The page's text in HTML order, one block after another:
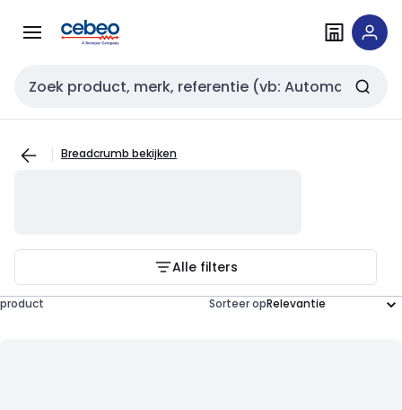
naar
naar
Zoekveld invoer
Breadcrumb bekijken
Alle filters
product Sorteer op